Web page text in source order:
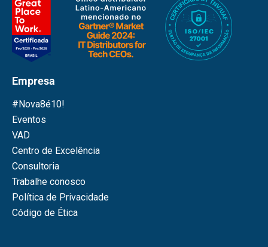
Empresa
#Nova8é10!
Eventos
VAD
Centro de Excelência
Consultoria
Trabalhe conosco
Política de Privacidade
Código de Ética